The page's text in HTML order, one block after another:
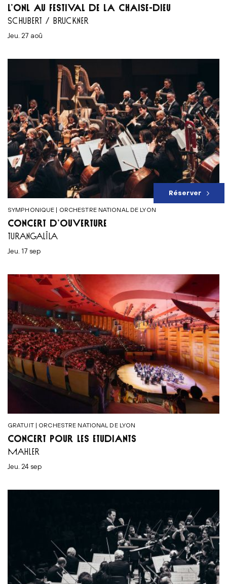
L’ONL AU FESTIVAL DE LA CHAISE-DIEU
SCHUBERT / BRUCKNER
jeu. 27 aoû
SYMPHONIQUE | ORCHESTRE NATIONAL DE LYON
CONCERT D’OUVERTURE
TURANGALÎLA
jeu. 17 sep
Réserver
GRATUIT | ORCHESTRE NATIONAL DE LYON
CONCERT POUR LES ÉTUDIANTS
MAHLER
jeu. 24 sep